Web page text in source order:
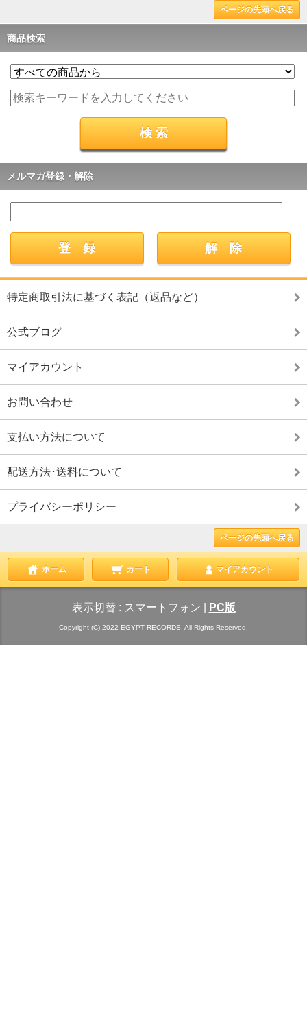
ページの先頭へ戻る
商品検索
メルマガ登録・解除
特定商取引法に基づく表記（返品など）
公式ブログ
マイアカウント
お問い合わせ
支払い方法について
配送方法･送料について
プライバシーポリシー
ページの先頭へ戻る
ホーム カート マイアカウント
表示切替 : スマートフォン PC版
Copyright (C) 2022 EGYPT RECORDS. All Rights Reserved.